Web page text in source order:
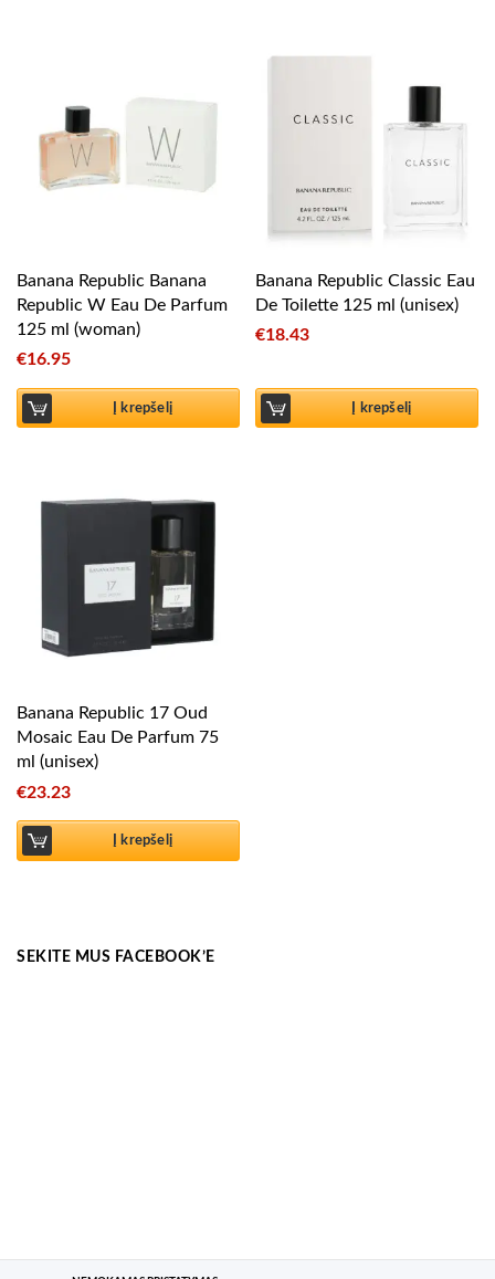
Banana Republic Banana
Republic W Eau De Parfum
125 ml (woman)
€16.95
Į krepšelį
Banana Republic Classic Eau
De Toilette 125 ml (unisex)
€18.43
Į krepšelį
Banana Republic 17 Oud
Mosaic Eau De Parfum 75
ml (unisex)
€23.23
Į krepšelį
SEKITE MUS FACEBOOK’E